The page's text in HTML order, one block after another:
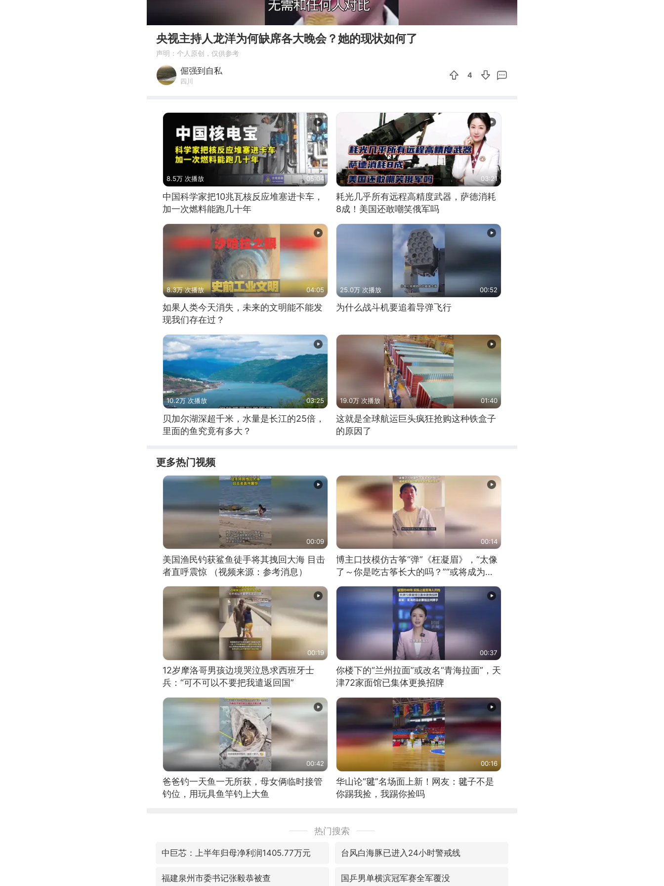
央视主持人龙洋为何缺席各大晚会？她的现状如何了
声明：个人原创，仅供参考
倔强到自私
四川
4
8.5万 次播放 05:04
中国科学家把10兆瓦核反应堆塞进卡车，
加一次燃料能跑几十年
03:21
耗光几乎所有远程高精度武器，萨德消耗
8成！美国还敢嘲笑俄军吗
8.3万 次播放 04:05
如果人类今天消失，未来的文明能不能发
现我们存在过？
25.0万 次播放 00:52
为什么战斗机要追着导弹飞行
10.2万 次播放 03:25
贝加尔湖深超千米，水量是长江的25倍，
里面的鱼究竟有多大？
19.0万 次播放 01:40
这就是全球航运巨头疯狂抢购这种铁盒子
的原因了
更多热门视频
00:09
美国渔民钓获鲨鱼徒手将其拽回大海 目击
者直呼震惊 （视频来源：参考消息）
00:14
博主口技模仿古筝“弹”《枉凝眉》，“太像
了～你是吃古筝长大的吗？”“或将成为首
位考级不带古筝的选手。”（来源：新华每
日电讯）
00:19
12岁摩洛哥男孩边境哭泣恳求西班牙士
兵：“可不可以不要把我遣返回国”
00:37
你楼下的“兰州拉面”或改名“青海拉面”，天
津72家面馆已集体更换招牌
00:42
爸爸钓一天鱼一无所获，母女俩临时接管
钓位，用玩具鱼竿钓上大鱼
00:16
华山论“毽”名场面上新！网友：毽子不是
你踢我捡，我踢你捡吗
热门搜索
中巨芯：上半年归母净利润1405.77万元 台风白海豚已进入24小时警戒线
福建泉州市委书记张毅恭被查 国乒男单横滨冠军赛全军覆没